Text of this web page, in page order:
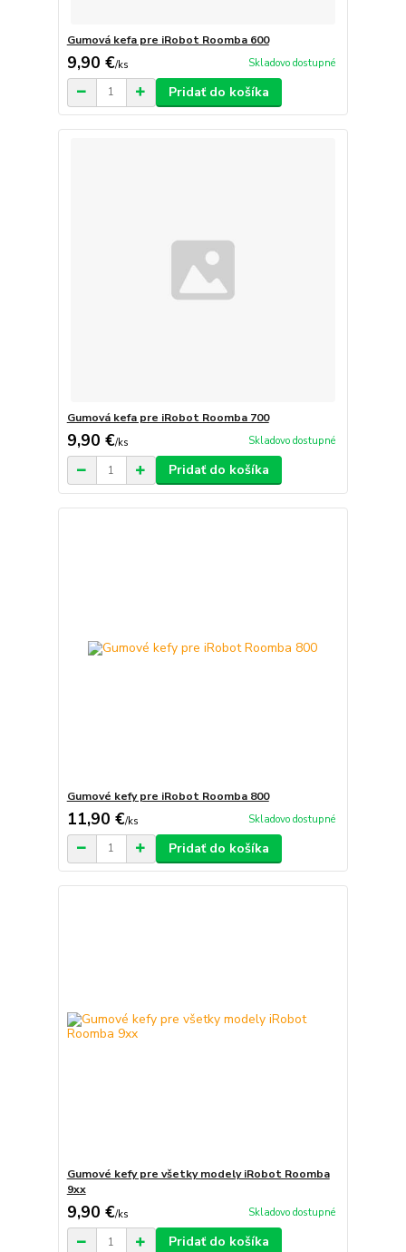
Gumová kefa pre iRobot Roomba 600
9,90 €/ks Skladovo dostupné
Pridať do košíka
Gumová kefa pre iRobot Roomba 700
9,90 €/ks Skladovo dostupné
Pridať do košíka
Gumové kefy pre iRobot Roomba 800
11,90 €/ks Skladovo dostupné
Pridať do košíka
Gumové kefy pre všetky modely iRobot Roomba
9xx
9,90 €/ks Skladovo dostupné
Pridať do košíka